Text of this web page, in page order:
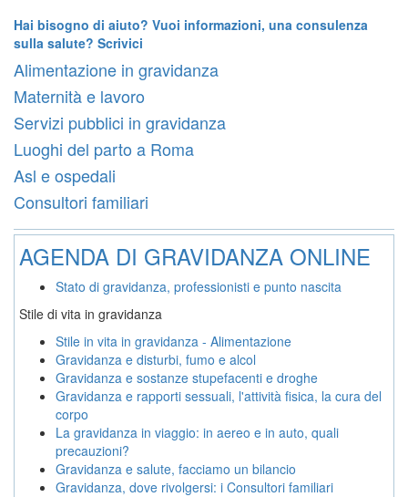
Hai bisogno di aiuto? Vuoi informazioni, una consulenza
sulla salute? Scrivici
Alimentazione in gravidanza
Maternità e lavoro
Servizi pubblici in gravidanza
Luoghi del parto a Roma
Asl e ospedali
Consultori familiari
AGENDA DI GRAVIDANZA ONLINE
Stato di gravidanza, professionisti e punto nascita
Stile di vita in gravidanza
Stile in vita in gravidanza - Alimentazione
Gravidanza e disturbi, fumo e alcol
Gravidanza e sostanze stupefacenti e droghe
Gravidanza e rapporti sessuali, l'attività fisica, la cura del
corpo
La gravidanza in viaggio: in aereo e in auto, quali
precauzioni?
Gravidanza e salute, facciamo un bilancio
Gravidanza, dove rivolgersi: i Consultori familiari